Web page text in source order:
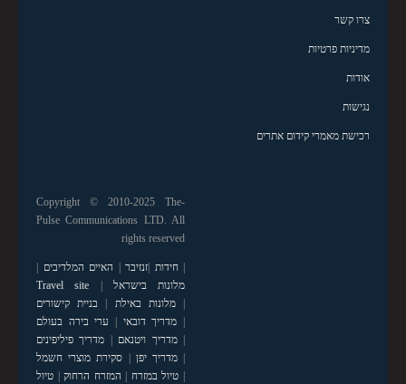
צרו קשר
מדיניות פרטיות
אודות
נגישות
רכישת מאמרי קידום אתרים
Copyright © 2010-2025 The-
Pulse Communications LTD. All
rights reserved
|חידות |זנזיבר | האיים המלדיבים |
מלונות בישראל |
Travel site
|מלונות באילת | בניית קישורים
| מדריך דובאי | ערי בירה בעולם
|מדריך ויטנאם | מדריך פיליפינים
|מדריך יפן | סקירת מוצרי חשמל
| טיול במזרח | המזרח הרחוק| טיול